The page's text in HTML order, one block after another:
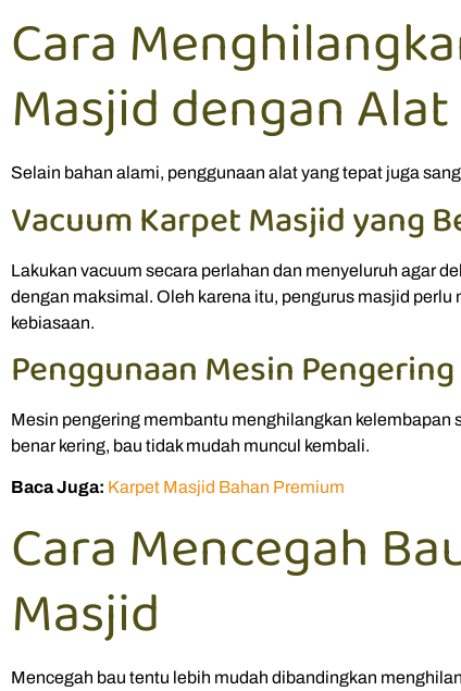
Cara
Masjid dengan Alat
Selain bahan alami, penggunaan alat yang tepat juga
Vacuum Karpet Masjid yang
Lakukan vacuum secara perlahan dan menyeluruh agar
dengan maksimal. Oleh karena itu, pengurus masjid
kebiasaan.
Penggunaan Mesin
Mesin pengering membantu menghilangkan kelembapan
benar kering, bau tidak mudah muncul kembali.
Baca Juga: Karpet Masjid Bahan Premium
Cara Mencegah
Masjid
Mencegah bau tentu lebih mudah dibandingkan